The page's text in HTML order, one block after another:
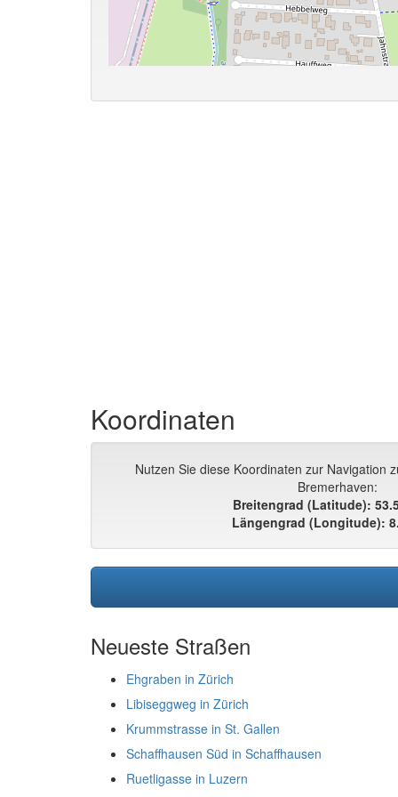
Koordinaten
Nutzen Sie diese Koordinaten zur Navigation
Bremerhaven:
Breitengrad (Latitude):
Längengrad (Longitude):
Neueste Straßen
Ehgraben in Zürich
Libiseggweg in Zürich
Krummstrasse in St. Gallen
Schaffhausen Süd in Schaffhausen
Ruetligasse in Luzern